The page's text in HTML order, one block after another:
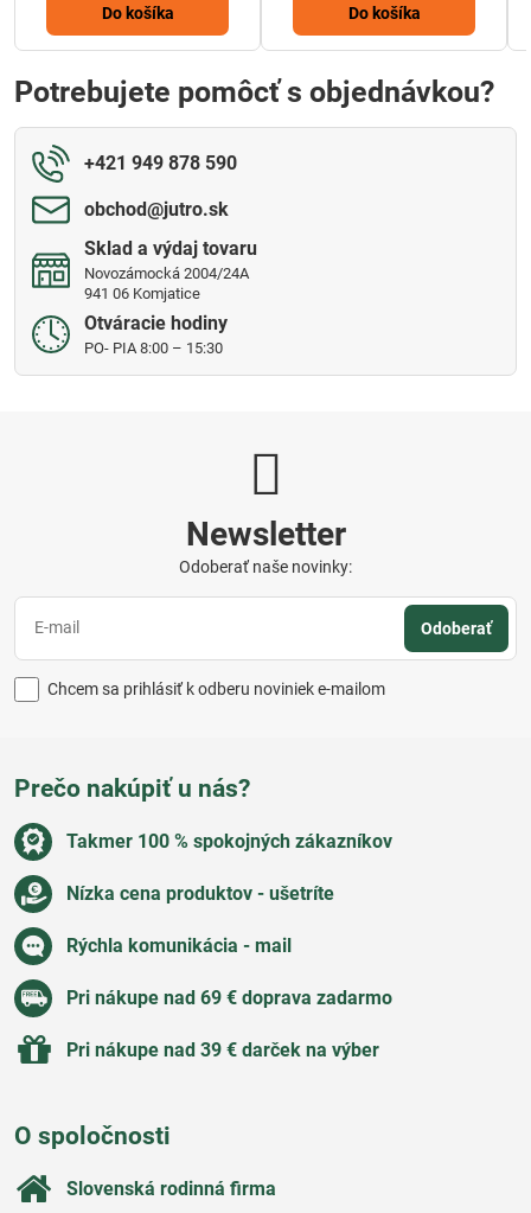
Do košíka Do košíka
Potrebujete pomôcť s objednávkou?
+421 949 878 590
obchod​@jutro​.sk
Sklad a výdaj tovaru
Novozámocká 2004/24A
941 06 Komjatice
Otváracie hodiny
PO- PIA 8:00 – 15:30
Newsletter
Odoberať naše novinky:
Odoberať
Chcem sa prihlásiť k odberu noviniek e-mailom
Prečo nakúpiť u nás?
Takmer 100 % spokojných zákazníkov
Nízka cena produktov - ušetríte
Rýchla komunikácia - mail
Pri nákupe nad 69 € doprava zadarmo
Pri nákupe nad 39 € darček na výber
O spoločnosti
Slovenská rodinná firma